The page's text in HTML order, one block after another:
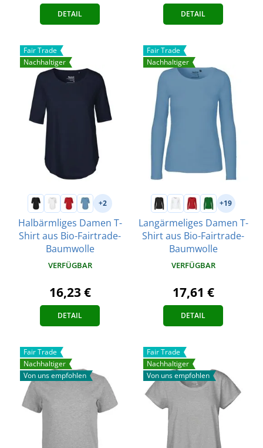
DETAIL DETAIL
Fair Trade
Nachhaltiger
+2
Halbärmliges Damen T-
Shirt aus Bio-Fairtrade-
Baumwolle
VERFÜGBAR
16,23 €
DETAIL
Fair Trade
Nachhaltiger
+19
Langärmeliges Damen T-
Shirt aus Bio-Fairtrade-
Baumwolle
VERFÜGBAR
17,61 €
DETAIL
Fair Trade
Nachhaltiger
Von uns empfohlen
Fair Trade
Nachhaltiger
Von uns empfohlen